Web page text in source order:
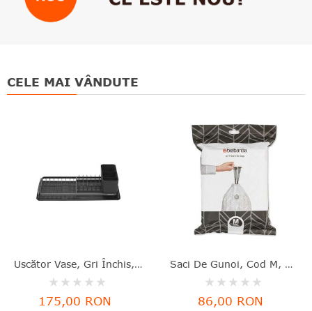
CELE MAI VÂNDUTE
Uscător Vase, Gri Închis, Aluminiu+plastic, 46.3x20x12.6 Cm, Brabantia - 8710755117268
Rating:
0%
175,00 RON
Saci De Gunoi, Cod M, 40 Bucăţi, 60 L, Brabantia - 8710755138829
Rating:
0%
86,00 RON